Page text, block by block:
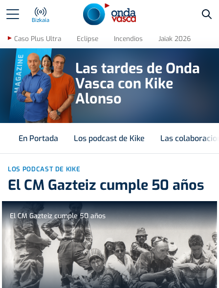
Bizkaia
Caso Plus Ultra Eclipse Incendios Jaiak 2026
MAGAZINE
Las tardes de Onda
Vasca con Kike
Alonso
En Portada Los podcast de Kike Las
LOS PODCAST DE KIKE
El CM Gazteiz cumple 50 años
El CM Gazteiz cumple 50 años